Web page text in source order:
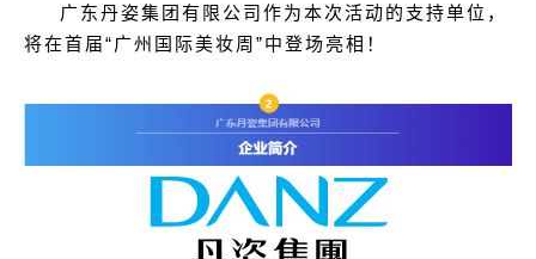
广东丹姿集团有限公司作为本次活动的支持单位，
将在首届“广州国际美妆周”中登场亮相！